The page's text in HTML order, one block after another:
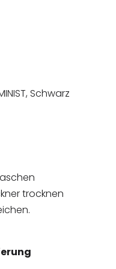
Schwarz
trocknen